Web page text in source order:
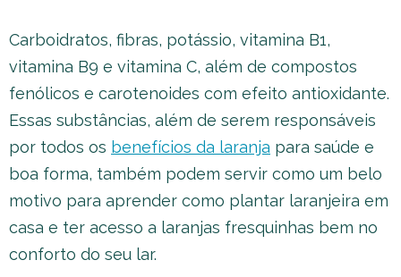
Carboidratos, fibras, potássio, vitamina B1,
vitamina B9 e vitamina C, além de compostos
fenólicos e carotenoides com efeito antioxidante.
Essas substâncias, além de serem responsáveis
por todos os benefícios da laranja para saúde e
boa forma, também podem servir como um belo
motivo para aprender como plantar laranjeira em
casa e ter acesso a laranjas fresquinhas bem no
conforto do seu lar.